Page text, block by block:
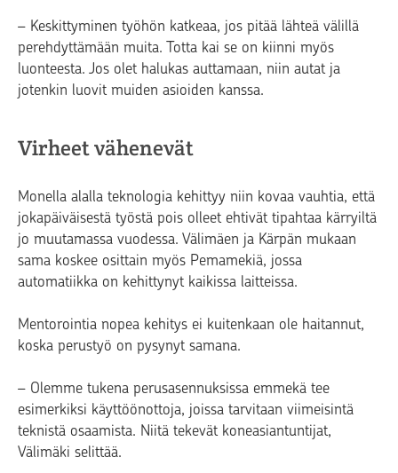
– Keskittyminen työhön katkeaa, jos pitää lähteä välillä
perehdyttämään muita. Totta kai se on kiinni myös
luonteesta. Jos olet halukas auttamaan, niin autat ja
jotenkin luovit muiden asioiden kanssa.
Virheet vähenevät
Monella alalla teknologia kehittyy niin kovaa vauhtia, että
jokapäiväisestä työstä pois olleet ehtivät tipahtaa kärryiltä
jo muutamassa vuodessa. Välimäen ja Kärpän mukaan
sama koskee osittain myös Pemamekiä, jossa
automatiikka on kehittynyt kaikissa laitteissa.
Mentorointia nopea kehitys ei kuitenkaan ole haitannut,
koska perustyö on pysynyt samana.
– Olemme tukena perusasennuksissa emmekä tee
esimerkiksi käyttöönottoja, joissa tarvitaan viimeisintä
teknistä osaamista. Niitä tekevät koneasiantuntijat,
Välimäki selittää.